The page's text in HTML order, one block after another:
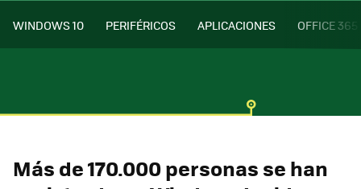
WINDOWS 10 PERIFÉRICOS APLICACIONES OFFICE 365
Más de 170.000 personas se han